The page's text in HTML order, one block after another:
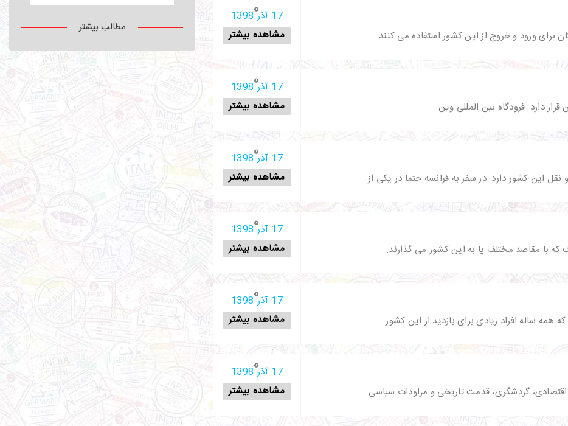
17 آذر 1398
مشاهده بیشتر
برای ورود و خروج از این کشور استفاده می کنند
17 آذر 1398
مشاهده بیشتر
دارد. فرودگاه بین المللی وین
17 آذر 1398
مشاهده بیشتر
این کشور دارد. در سفر به فرانسه حتما در یکی از
17 آذر 1398
مشاهده بیشتر
که با مقاصد مختلف پا به این کشور می گذارند.
17 آذر 1398
مشاهده بیشتر
ساله افراد زیادی برای بازدید از این کشور
17 آذر 1398
مشاهده بیشتر
اقتصادی، گردشگری، قدمت تاریخی و مراودات سیاسی
مطالب بیشتر